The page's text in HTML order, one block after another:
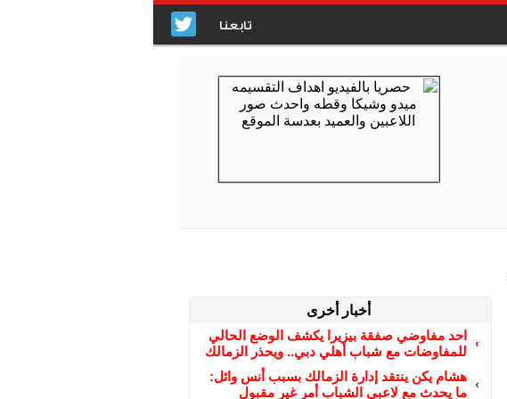
تابعنا
أخبار أخرى
احد مفاوضي صفقة بيزيرا يكشف الوضع الحالي
للمفاوضات مع شباب أهلي دبي.. ويحذر الزمالك
هشام يكن ينتقد إدارة الزمالك بسبب أنس وائل:
ما يحدث مع لاعبي الشباب أمر غير مقبول